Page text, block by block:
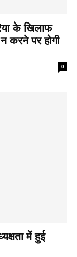
के खिलाफ
करने पर होगी
0
में हुई